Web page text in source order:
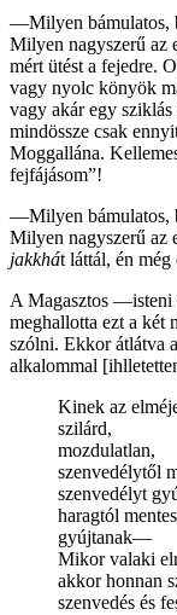
—Milyen bámulatos,
Milyen nagyszerű az
mért ütést a fejedre.
vagy nyolc könyök
vagy akár egy
mindössze csak
Moggallána.
fejfájásom”!
—Milyen bámulatos,
Milyen nagyszerű az
jakkhát láttál, én még
A Magasztos —isteni
meghallotta ezt a két
szólni. Ekkor átlátva
alkalommal
Kinek az
szilárd,
mozdulatlan,
szenvedélytől
szenvedélyt
haragtól
gyújtanak—
Mikor valaki
akkor honnan
szenvedés és